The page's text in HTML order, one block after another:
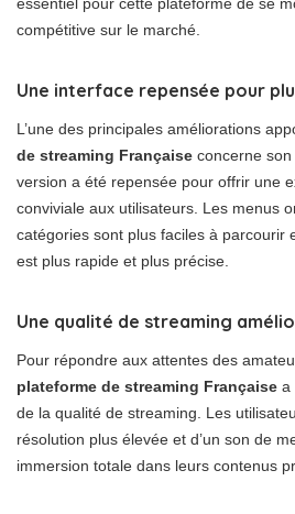
compétitive sur le marché.
Une interface repensée pour
L’une des principales améliorations
de streaming Française concerne
version a été repensée pour offrir une
conviviale aux utilisateurs. Les menus
catégories sont plus faciles à parcourir
est plus rapide et plus précise.
Une qualité de streaming
Pour répondre aux attentes des
plateforme de streaming Française a
de la qualité de streaming. Les
résolution plus élevée et d’un son de
immersion totale dans leurs contenus